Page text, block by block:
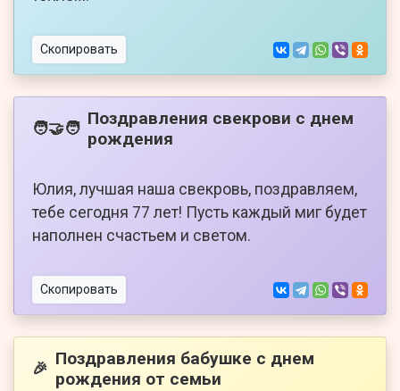
Скопировать
🧑‍🤝‍🧑 Поздравления свекрови с днем
рождения
Юлия, лучшая наша свекровь, поздравляем,
тебе сегодня 77 лет! Пусть каждый миг будет
наполнен счастьем и светом.
Скопировать
🎉 Поздравления бабушке с днем
рождения от семьи